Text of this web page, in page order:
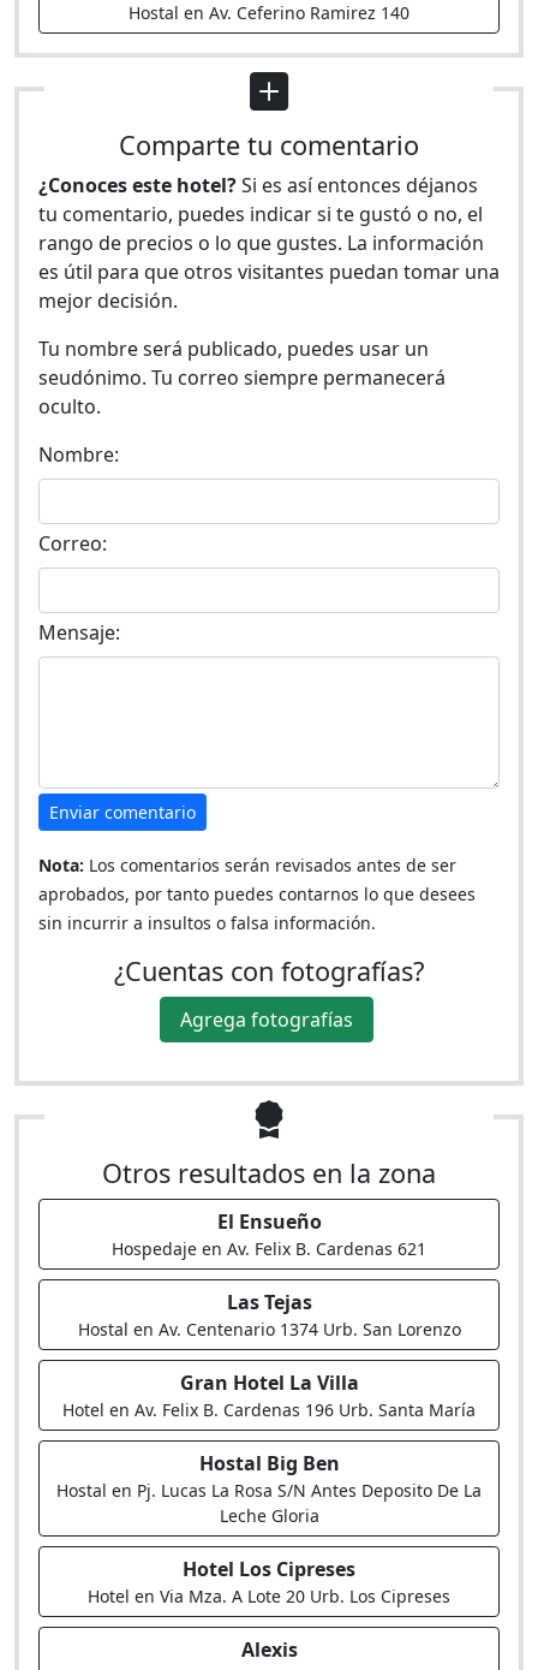
Hostal en Av. Ceferino Ramirez 140
Comparte tu comentario
¿Conoces este hotel?Si es así entonces déjanos
tu comentario, puedes indicar si te gustó o no, el
rango de precios o lo que gustes. La información
es útil para que otros visitantes puedan tomar una
mejor decisión.
Tu nombre será publicado, puedes usar un
seudónimo. Tu correo siempre permanecerá
oculto.
Nombre:
Correo:
Mensaje:
Enviar comentario
Nota: Los comentarios serán revisados antes de ser
aprobados, por tanto puedes contarnos lo que desees
sin incurrir a insultos o falsa información.
¿Cuentas con fotografías?
Agrega fotografías
Otros resultados en la zona
El Ensueño
Hospedaje en Av. Felix B. Cardenas 621
Las Tejas
Hostal en Av. Centenario 1374 Urb. San Lorenzo
Gran Hotel La Villa
Hotel en Av. Felix B. Cardenas 196 Urb. Santa María
Hostal Big Ben
Hostal en Pj. Lucas La Rosa S/N Antes Deposito De La
Leche Gloria
Hotel Los Cipreses
Hotel en Via Mza. A Lote 20 Urb. Los Cipreses
Alexis